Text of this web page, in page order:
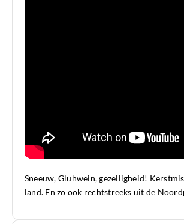
Sneeuw, Gluhwein, gezelligheid!
land. En zo ook rechtstreeks uit de